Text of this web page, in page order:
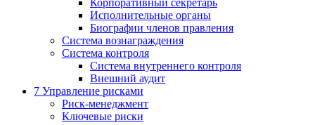
Корпоративный секретарь
Исполнительные органы
Биографии членов правления
Система вознаграждения
Система контроля
Система внутреннего контроля
Внешний аудит
7 Управление рисками
Риск-менеджмент
Ключевые риски